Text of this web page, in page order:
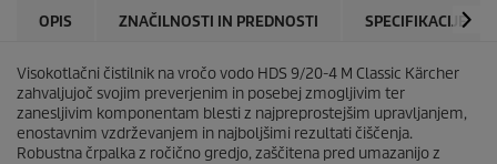
e
OPIS ZNAČILNOSTI IN PREDNOSTI SPECIFIKACIJE
Visokotlačni čistilnik na vročo vodo HDS 9/20-4 M Classic Kärcher
zahvaljujoč svojim preverjenim in posebej zmogljivim ter
zanesljivim komponentam blesti z najpreprostejšim upravljanjem,
enostavnim vzdrževanjem in najboljšimi rezultati čiščenja.
Robustna črpalka z ročično gredjo, zaščitena pred umazanijo z